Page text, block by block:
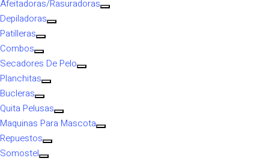
Afeitadoras/Rasuradoras
Depiladoras
Patilleras
Combos
Secadores De Pelo
Planchitas
Bucleras
Quita Pelusas
Maquinas Para Mascota
Repuestos
Somostel